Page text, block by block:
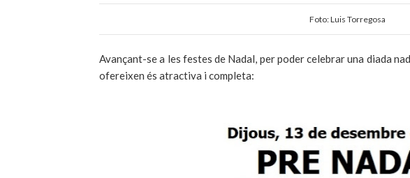
Foto: Luis Torregosa
Avançant-se a les festes de Nadal, per poder celebrar una diada
ofereixen és atractiva i completa: